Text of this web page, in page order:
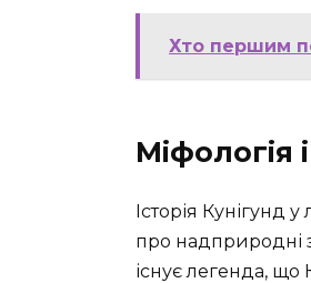
Хто першим
Міфологія
Історія Кунігунд
про надприродні
існує легенда, що